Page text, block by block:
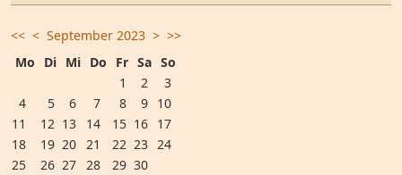
<< < September 2023 > >>
Mo
Di Mi Do Fr Sa So
1
2
3
4
5 6 7 8 9 10
11
12 13 14 15 16 17
18
19 20 21 22 23 24
25
26 27 28 29 30